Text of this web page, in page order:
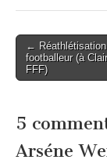
Post
navigation
←
footballeur (à
FFF)
5
Arséne